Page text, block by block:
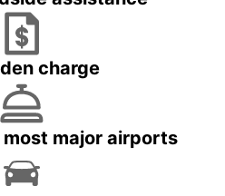
charge
major airports